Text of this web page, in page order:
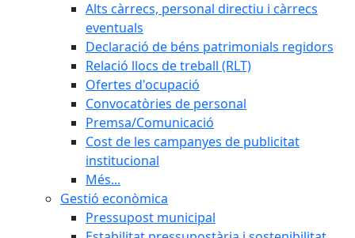
Alts càrrecs, personal directiu i càrrecs
eventuals
Declaració de béns patrimonials regidors
Relació llocs de treball (RLT)
Ofertes d'ocupació
Convocatòries de personal
Premsa/Comunicació
Cost de les campanyes de publicitat
institucional
Més...
Gestió econòmica
Pressupost municipal